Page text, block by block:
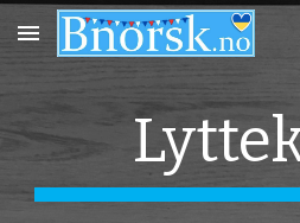
Skip to main content